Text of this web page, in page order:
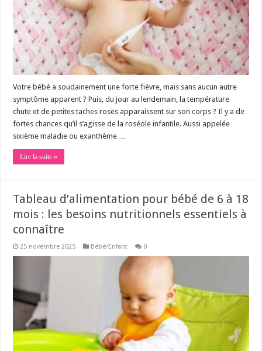
Votre bébé a soudainement une forte fièvre, mais sans aucun autre
symptôme apparent ? Puis, du jour au lendemain, la température
chute et de petites taches roses apparaissent sur son corps ? Il y a de
fortes chances qu’il s’agisse de la roséole infantile. Aussi appelée
sixième maladie ou exanthème …
Lire la suite »
Tableau d’alimentation pour bébé de 6 à 18
mois : les besoins nutritionnels essentiels à
connaître
25 novembre 2025 Bébé/Enfant 0